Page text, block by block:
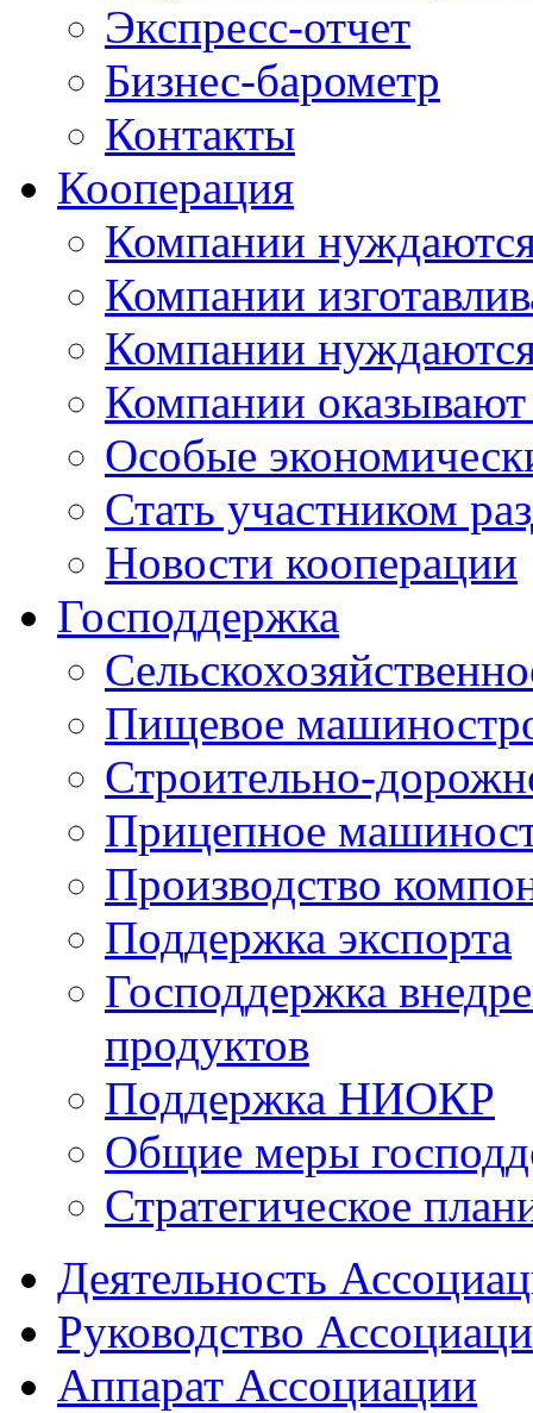
Экспресс-отчет
Бизнес-барометр
Контакты
Кооперация
Компании
Компании
Компании
Компании оказывают
Особые
Стать участником
Новости кооперации
Господдержка
Пищевое
Строительно-
Прицепное
Производство
Поддержка экспорта
Господдержка
продуктов
Поддержка НИОКР
Общие меры
Стратегическое
Деятельность
Руководство
Аппарат Ассоциации